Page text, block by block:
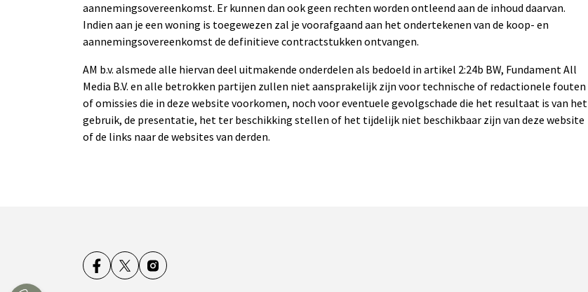
aannemingsovereenkomst. Er kunnen dan ook geen rechten worden ontleend aan de inhoud daarvan.
Indien aan je een woning is toegewezen zal je voorafgaand aan het ondertekenen van de koop- en
aannemingsovereenkomst de definitieve contractstukken ontvangen.
AM b.v. alsmede alle hiervan deel uitmakende onderdelen als bedoeld in artikel 2:24b BW, Fundament All
Media B.V. en alle betrokken partijen zullen niet aansprakelijk zijn voor technische of redactionele fouten
of omissies die in deze website voorkomen, noch voor eventuele gevolgschade die het resultaat is van het
gebruik, de presentatie, het ter beschikking stellen of het tijdelijk niet beschikbaar zijn van deze website
of de links naar de websites van derden.